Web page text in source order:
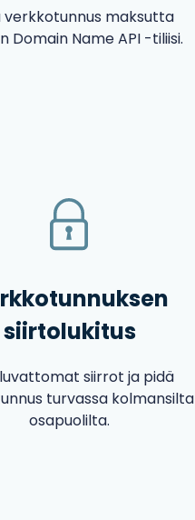
verkkotunnus maksutta
Domain Name API -tiliisi.
siirtolukitus
siirrot ja pidä
turvassa kolmansilta
osapuolilta.